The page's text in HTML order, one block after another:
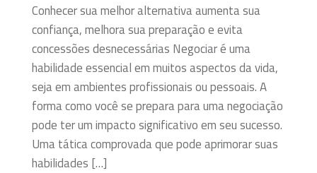
Conhecer sua melhor alternativa aumenta sua
confiança, melhora sua preparação e evita
concessões desnecessárias Negociar é uma
habilidade essencial em muitos aspectos da vida,
seja em ambientes profissionais ou pessoais. A
forma como você se prepara para uma negociação
pode ter um impacto significativo em seu sucesso.
Uma tática comprovada que pode aprimorar suas
habilidades […]